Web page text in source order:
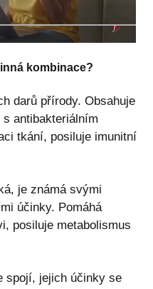
kombinace?
darů přírody. Obsahuje
antibakteriálním
tkání, posiluje imunitní
je známá svými
účinky. Pomáhá
posiluje metabolismus
spojí, jejich účinky se